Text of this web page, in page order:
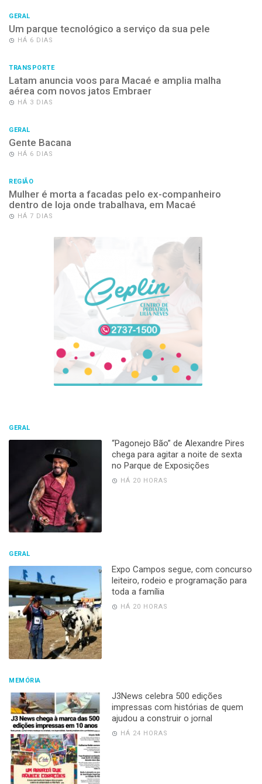
GERAL
Um parque tecnológico a serviço da sua pele
HÁ 6 DIAS
TRANSPORTE
Latam anuncia voos para Macaé e amplia malha
aérea com novos jatos Embraer
HÁ 3 DIAS
GERAL
Gente Bacana
HÁ 6 DIAS
REGIÃO
Mulher é morta a facadas pelo ex-companheiro
dentro de loja onde trabalhava, em Macaé
HÁ 7 DIAS
GERAL
“Pagonejo Bão” de Alexandre Pires
chega para agitar a noite de sexta
no Parque de Exposições
HÁ 20 HORAS
GERAL
Expo Campos segue, com concurso
leiteiro, rodeio e programação para
toda a família
HÁ 20 HORAS
MEMÓRIA
J3News celebra 500 edições
impressas com histórias de quem
ajudou a construir o jornal
HÁ 24 HORAS